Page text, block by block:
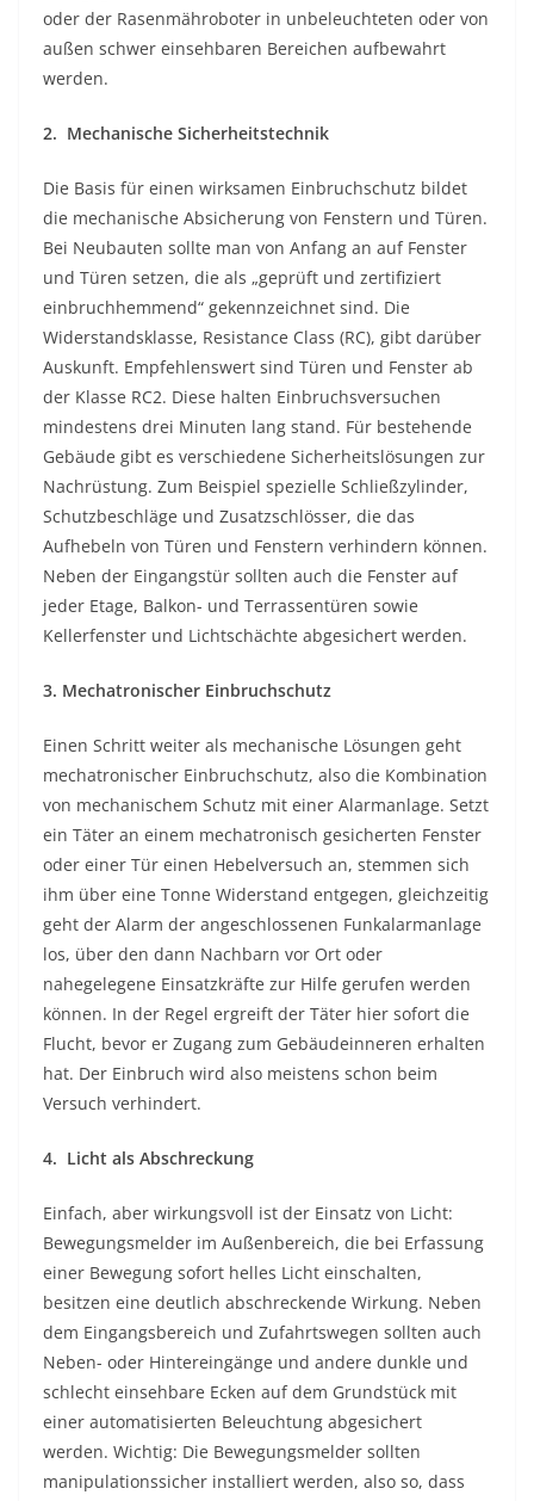
oder der Rasenmähroboter in unbeleuchteten oder von
außen schwer einsehbaren Bereichen aufbewahrt
werden.
2. Mechanische Sicherheitstechnik
Die Basis für einen wirksamen Einbruchschutz bildet
die mechanische Absicherung von Fenstern und Türen.
Bei Neubauten sollte man von Anfang an auf Fenster
und Türen setzen, die als „geprüft und zertifiziert
einbruchhemmend“ gekennzeichnet sind. Die
Widerstandsklasse, Resistance Class (RC), gibt darüber
Auskunft. Empfehlenswert sind Türen und Fenster ab
der Klasse RC2. Diese halten Einbruchsversuchen
mindestens drei Minuten lang stand. Für bestehende
Gebäude gibt es verschiedene Sicherheitslösungen zur
Nachrüstung. Zum Beispiel spezielle Schließzylinder,
Schutzbeschläge und Zusatzschlösser, die das
Aufhebeln von Türen und Fenstern verhindern können.
Neben der Eingangstür sollten auch die Fenster auf
jeder Etage, Balkon- und Terrassentüren sowie
Kellerfenster und Lichtschächte abgesichert werden.
3. Mechatronischer Einbruchschutz
Einen Schritt weiter als mechanische Lösungen geht
mechatronischer Einbruchschutz, also die Kombination
von mechanischem Schutz mit einer Alarmanlage. Setzt
ein Täter an einem mechatronisch gesicherten Fenster
oder einer Tür einen Hebelversuch an, stemmen sich
ihm über eine Tonne Widerstand entgegen, gleichzeitig
geht der Alarm der angeschlossenen Funkalarmanlage
los, über den dann Nachbarn vor Ort oder
nahegelegene Einsatzkräfte zur Hilfe gerufen werden
können. In der Regel ergreift der Täter hier sofort die
Flucht, bevor er Zugang zum Gebäudeinneren erhalten
hat. Der Einbruch wird also meistens schon beim
Versuch verhindert.
4. Licht als Abschreckung
Einfach, aber wirkungsvoll ist der Einsatz von Licht:
Bewegungsmelder im Außenbereich, die bei Erfassung
einer Bewegung sofort helles Licht einschalten,
besitzen eine deutlich abschreckende Wirkung. Neben
dem Eingangsbereich und Zufahrtswegen sollten auch
Neben- oder Hintereingänge und andere dunkle und
schlecht einsehbare Ecken auf dem Grundstück mit
einer automatisierten Beleuchtung abgesichert
werden. Wichtig: Die Bewegungsmelder sollten
manipulationssicher installiert werden, also so, dass